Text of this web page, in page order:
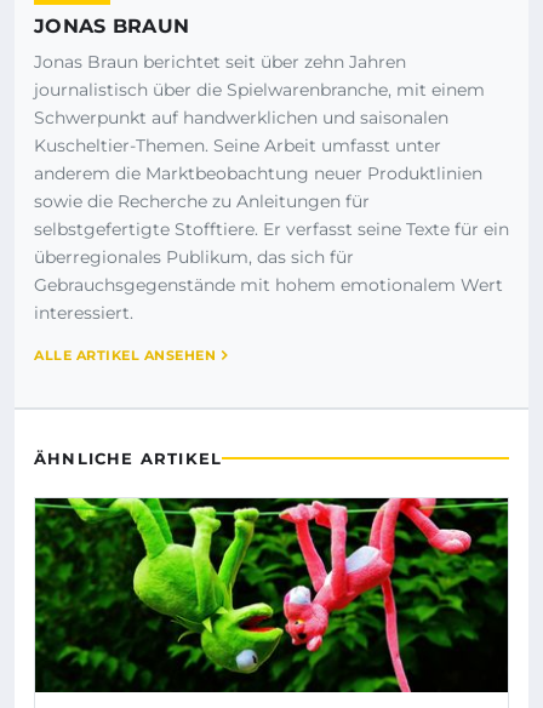
JONAS BRAUN
Jonas Braun berichtet seit über zehn Jahren
journalistisch über die Spielwarenbranche, mit einem
Schwerpunkt auf handwerklichen und saisonalen
Kuscheltier-Themen. Seine Arbeit umfasst unter
anderem die Marktbeobachtung neuer Produktlinien
sowie die Recherche zu Anleitungen für
selbstgefertigte Stofftiere. Er verfasst seine Texte für ein
überregionales Publikum, das sich für
Gebrauchsgegenstände mit hohem emotionalem Wert
interessiert.
ALLE ARTIKEL ANSEHEN
ÄHNLICHE ARTIKEL